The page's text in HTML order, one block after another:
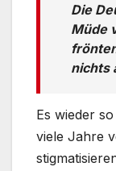
Die
Müde
nichts
Es wieder
viele Jahre